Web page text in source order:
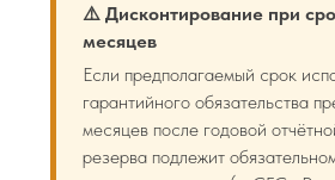
⚠️ Дисконтирование при
месяцев
Если предполагаемый срок
гарантийного обязательства
месяцев после годовой
резерва подлежит